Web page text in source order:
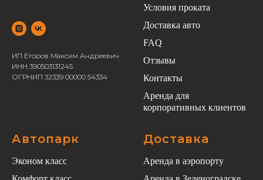
ИП Егоров Максим Андреевич
ИНН 390503131245
ОГРНИП 32339 00000 54334
Условия проката
Доставка авто
FAQ
Отзывы
Контакты
Аренда для
корпоративных клиентов
Автопарк
Эконом класс
Доставка
Аренда в аэропорту